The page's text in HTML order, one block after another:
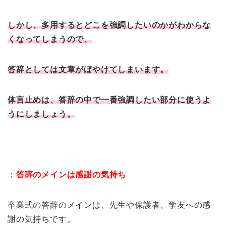
しかし、多用するとどこを強調したいのかがわからな
くなってしまうので、
答辞としては文章がぼやけてしまいます。
体言止めは、答辞の中で一番強調したい部分に使うよ
うにしましょう。
： 答辞のメインは感謝の気持ち
卒業式の答辞のメインは、先生や保護者、学友への感
謝の気持ちです。